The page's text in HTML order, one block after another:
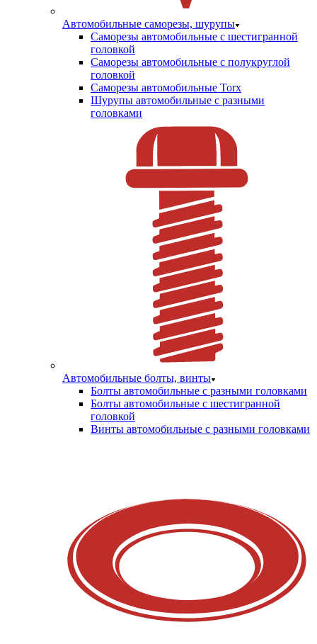
Автомобильные саморезы, шурупы
Саморезы автомобильные с шестигранной
головкой
Саморезы автомобильные с полукруглой
головкой
Саморезы автомобильные Torx
Шурупы автомобильные с разными
головками
Автомобильные болты, винты
Болты автомобильные с разными головками
Болты автомобильные с шестигранной
головкой
Винты автомобильные с разными головками